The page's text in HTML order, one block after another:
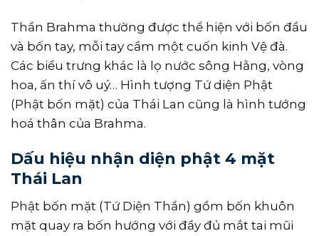
Thần Brahma thường được thể hiện với bốn đầu
và bốn tay, mỗi tay cầm một cuốn kinh Vệ đà.
Các biểu trưng khác là lọ nước sông Hằng, vòng
hoa, ấn thí vô uý… Hình tượng Tứ diện Phật
(Phật bốn mặt) của Thái Lan cũng là hình tướng
hoá thân của Brahma.
Dấu hiệu nhận diện phật 4 mặt
Thái Lan
Phật bốn mặt (Tứ Diện Thần) gồm bốn khuôn
mặt quay ra bốn hướng với đầy đủ mắt tai mũi